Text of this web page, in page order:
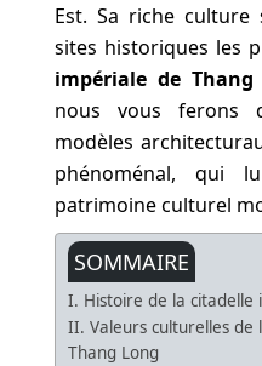
Est. Sa riche culture
sites historiques les
impériale de Thang
nous vous ferons
modèles
phénoménal,
patrimoine culturel
SOMMAIRE
I. Histoire de la citadelle
II. Valeurs culturelles de
Thang Long